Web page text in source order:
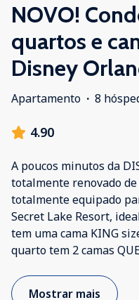
NOVO!
quartos e
Disney
Apartamento · 8
4.90
A poucos minutos da
totalmente renovado
totalmente equipado
Secret Lake Resort,
tem uma cama KING
quarto tem 2 camas
Mostrar mais